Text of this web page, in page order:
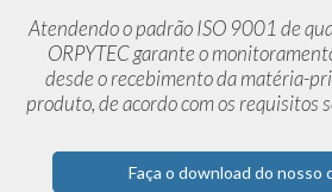
Atendendo o padrão ISO 9001 de
ORPYTEC garante o
desde orecebimento da matéria-
produto, de acordocom os requisitos
Faça o download do nosso